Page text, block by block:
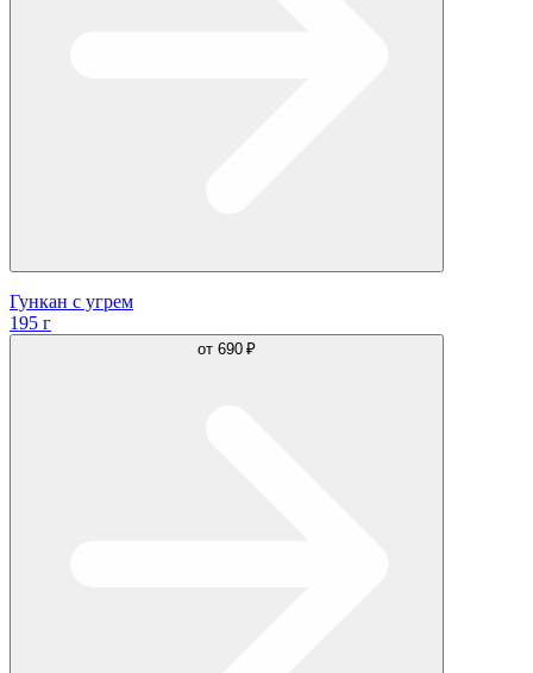
Гункан с угрем
195 г
от 690 ₽